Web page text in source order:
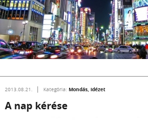
2013.08.21. Kategória: Mondás, idézet
A nap kérése